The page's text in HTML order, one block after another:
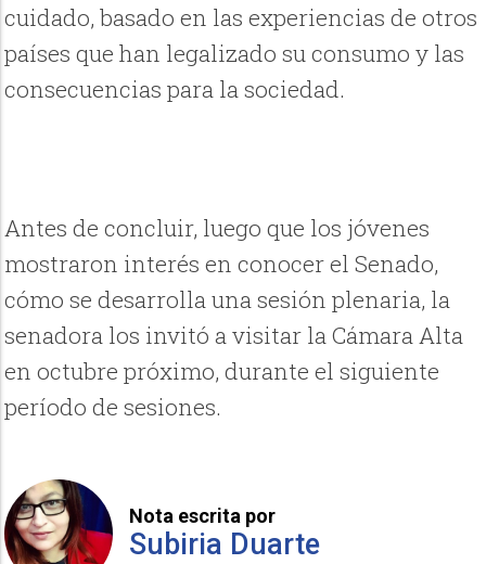
cuidado, basado en las experiencias de otros
países que han legalizado su consumo y las
consecuencias para la sociedad.
Antes de concluir, luego que los jóvenes
mostraron interés en conocer el Senado,
cómo se desarrolla una sesión plenaria, la
senadora los invitó a visitar la Cámara Alta
en octubre próximo, durante el siguiente
período de sesiones.
Nota escrita por
Subiria Duarte